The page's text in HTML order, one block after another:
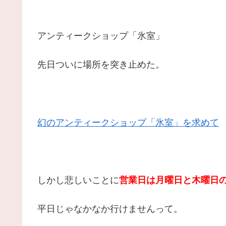
アンティークショップ「氷室」
先日ついに場所を突き止めた。
幻のアンティークショップ「氷室」を求めて
しかし悲しいことに営業日は月曜日と木曜日
平日じゃなかなか行けませんって。